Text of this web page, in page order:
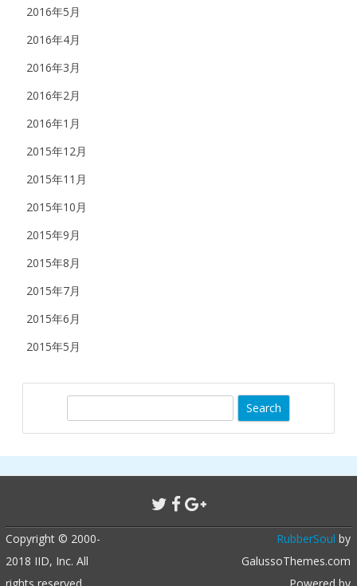
2016年5月
2016年4月
2016年3月
2016年2月
2016年1月
2015年12月
2015年11月
2015年10月
2015年9月
2015年8月
2015年7月
2015年6月
2015年5月
c
Copyright © 2000-
2018 IID, Inc. All
RubberSoul by
GalussoThemes.com